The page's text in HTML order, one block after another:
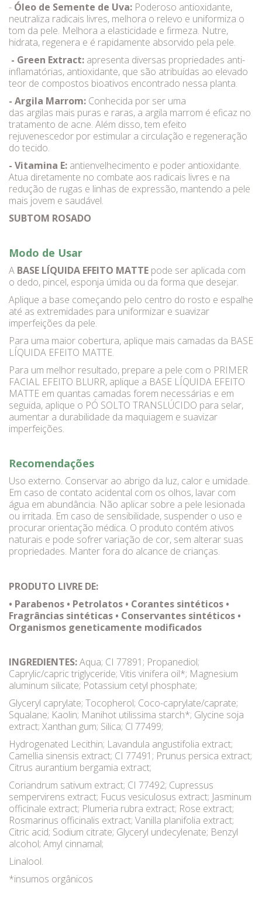
- Óleo de Semente de Uva: Poderoso antioxidante,
neutraliza radicais livres, melhora o relevo e uniformiza o
tom da pele. Melhora a elasticidade e firmeza. Nutre,
hidrata, regenera e é rapidamente absorvido pela pele.
- Green Extract: apresenta diversas propriedades anti-
inflamatórias, antioxidante, que são atribuídas ao elevado
teor de compostos bioativos encontrado nessa planta.
- Argila Marrom: Conhecida por ser uma
das argilas mais puras e raras, a argila marrom é eficaz no
tratamento de acne. Além disso, tem efeito
rejuvenescedor por estimular a circulação e regeneração
do tecido.
- Vitamina E: antienvelhecimento e poder antioxidante.
Atua diretamente no combate aos radicais livres e na
redução de rugas e linhas de expressão, mantendo a pele
mais jovem e saudável.
SUBTOM ROSADO
Modo de Usar
A BASE LÍQUIDA EFEITO MATTE pode ser aplicada com
o dedo, pincel, esponja úmida ou da forma que desejar.
Aplique a base começando pelo centro do rosto e espalhe
até as extremidades para uniformizar e suavizar
imperfeições da pele.
Para uma maior cobertura, aplique mais camadas da BASE
LÍQUIDA EFEITO MATTE.
Para um melhor resultado, prepare a pele com o PRIMER
FACIAL EFEITO BLURR, aplique a BASE LÍQUIDA EFEITO
MATTE em quantas camadas forem necessárias e em
seguida, aplique o PÓ SOLTO TRANSLÚCIDO para selar,
aumentar a durabilidade da maquiagem e suavizar
imperfeições.
Recomendações
Uso externo. Conservar ao abrigo da luz, calor e umidade.
Em caso de contato acidental com os olhos, lavar com
água em abundância. Não aplicar sobre a pele lesionada
ou irritada. Em caso de sensibilidade, suspender o uso e
procurar orientação médica. O produto contém ativos
naturais e pode sofrer variação de cor, sem alterar suas
propriedades. Manter fora do alcance de crianças.
PRODUTO LIVRE DE:
• Parabenos • Petrolatos • Corantes sintéticos •
Fragrâncias sintéticas • Conservantes sintéticos •
Organismos geneticamente modificados
INGREDIENTES:Aqua; CI 77891; Propanediol;
Caprylic/capric triglyceride; Vitis vinifera oil*; Magnesium
aluminum silicate; Potassium cetyl phosphate;
Glyceryl caprylate; Tocopherol; Coco-caprylate/caprate;
Squalane; Kaolin; Manihot utilissima starch*; Glycine soja
extract; Xanthan gum; Silica; Cl 77499;
Hydrogenated Lecithin; Lavandula angustifolia extract;
Camellia sinensis extract; CI 77491; Prunus persica extract;
Citrus aurantium bergamia extract;
Coriandrum sativum extract; CI 77492; Cupressus
sempervirens extract; Fucus vesiculosus extract; Jasminum
officinale extract; Plumeria rubra extract; Rose extract;
Rosmarinus officinalis extract; Vanilla planifolia extract;
Citric acid; Sodium citrate; Glyceryl undecylenate; Benzyl
alcohol; Amyl cinnamal;
Linalool.
*insumos orgânicos